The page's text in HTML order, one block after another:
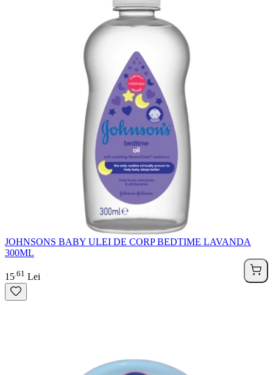
JOHNSONS BABY ULEI DE CORP BEDTIME LAVANDA
300ML
15 61 Lei